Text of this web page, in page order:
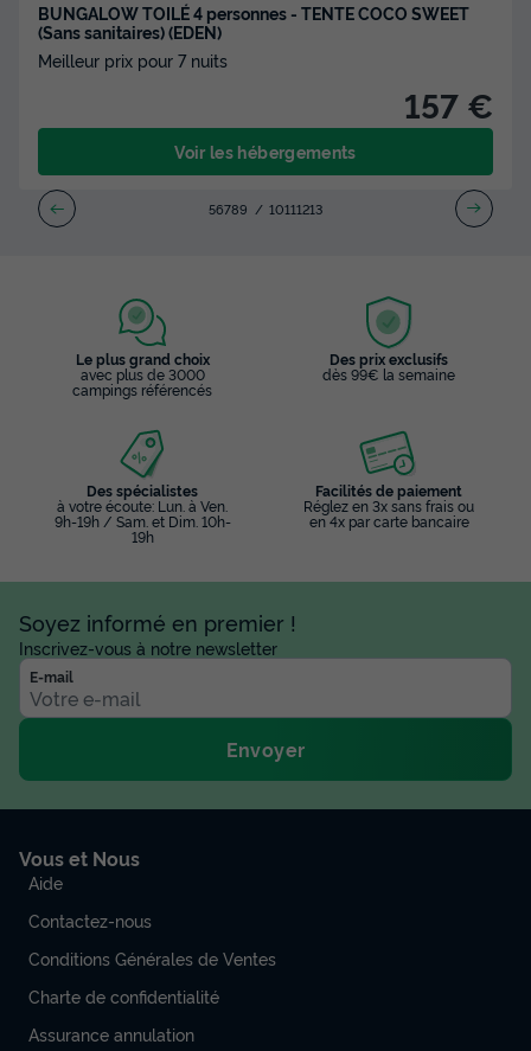
BUNGALOW TOILÉ 4 personnes - TENTE COCO SWEET
(Sans sanitaires) (EDEN)
Meilleur prix pour 7 nuits
157 €
Voir les hébergements
56789 10111213
Le plus grand choix
avec plus de 3000
campings référencés
Des prix exclusifs
dès 99€ la semaine
Des spécialistes
à votre écoute: Lun. à Ven.
9h-19h / Sam. et Dim. 10h-
19h
Facilités de paiement
Réglez en 3x sans frais ou
en 4x par carte bancaire
Soyez informé en premier !
Inscrivez-vous à notre newsletter
E-mail
Envoyer
Vous et Nous
Aide
Contactez-nous
Conditions Générales de Ventes
Charte de confidentialité
Assurance annulation